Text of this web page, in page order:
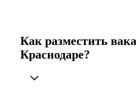
Как разместить
Краснодаре?